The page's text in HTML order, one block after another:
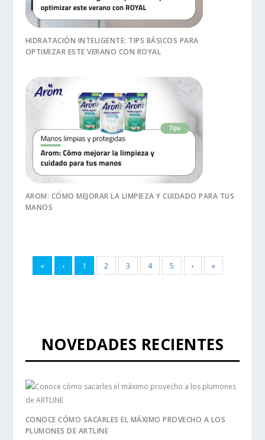
HIDRATACIÓN INTELIGENTE: TIPS BÁSICOS PARA
OPTIMIZAR ESTE VERANO CON ROYAL
AROM: CÓMO MEJORAR LA LIMPIEZA Y CUIDADO PARA TUS
MANOS
« ‹ 1 2 3 4 5 › »
NOVEDADES RECIENTES
CONOCE CÓMO SACARLES EL MÁXIMO PROVECHO A LOS
PLUMONES DE ARTLINE